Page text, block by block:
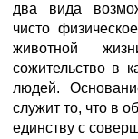
два вида
чисто
животной
сожительство в
людей.
служит то, что в
единству с